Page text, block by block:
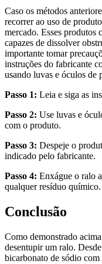
Caso os métodos
recorrer ao uso de
mercado. Esses produtos
capazes de dissolver
importante tomar
instruções do fabricante
usando luvas e óculos de
Passo 1: Leia e siga as
Passo 2: Use luvas e
com o produto.
Passo 3: Despeje o
indicado pelo fabricante.
Passo 4: Enxágue o ralo
qualquer resíduo químico.
Conclusão
Como demonstrado
desentupir um ralo.
bicarbonato de sódio